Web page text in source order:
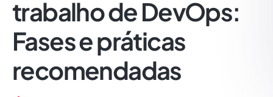
trabalho de DevOps:
Fases e práticas
recomendadas